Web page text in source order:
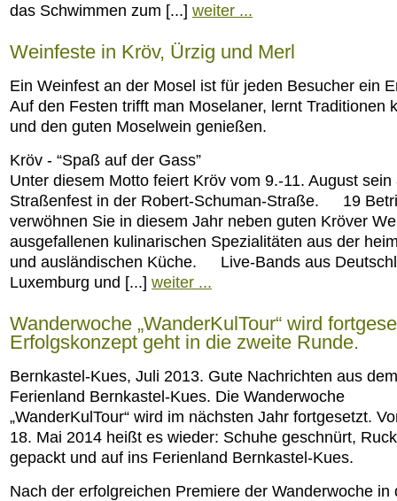
das Schwimmen zum [...] weiter ...
Weinfeste in Kröv, Ürzig und Merl
Ein Weinfest an der Mosel ist für jeden Besucher ein
Auf den Festen trifft man Moselaner, lernt Traditionen
und den guten Moselwein genießen.
Kröv - “Spaß auf der Gass”
Unter diesem Motto feiert Kröv vom 9.-11. August sein
Straßenfest in der Robert-Schuman-Straße. 19
verwöhnen Sie in diesem Jahr neben guten Kröver
ausgefallenen kulinarischen Spezialitäten aus der
und ausländischen Küche. Live-Bands aus
Luxemburg und [...] weiter ...
Wanderwoche „WanderKulTour“ wird
Erfolgskonzept geht in die zweite Runde.
Bernkastel-Kues, Juli 2013. Gute Nachrichten aus dem
Ferienland Bernkastel-Kues. Die Wanderwoche
„WanderKulTour“ wird im nächsten Jahr fortgesetzt.
18. Mai 2014 heißt es wieder: Schuhe geschnürt,
gepackt und auf ins Ferienland Bernkastel-Kues.
Nach der erfolgreichen Premiere der Wanderwoche in